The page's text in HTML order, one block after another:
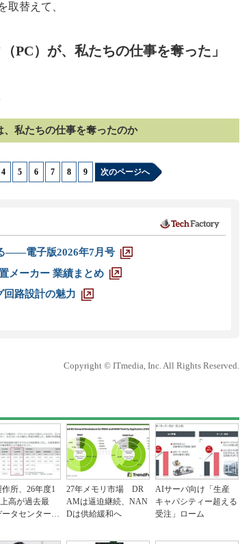
替えて、
PC）が、私たちの仕事を奪った」
、私たちの仕事を奪ったのか
4 5 6 7 8 9 次のページへ
――電子版2026年7月号
メーカー 業績まとめ
回路設計の魅力
Copyright © ITmedia, Inc. All Rights Reserved.
所、26年度1
高が過去最
タセンター関
27年メモリ市場 DR
AMは逼迫継続、NAN
Dは供給緩和へ
AIサーバ向け「生産
キャパシティー超える
受注」ローム